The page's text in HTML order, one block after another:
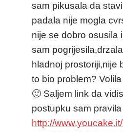
sam pikusala da
padala nije mogla
nije se dobro osusila
sam
hladnoj prostoriji,nije
to bio problem?
🙂 Saljem link da
postupku sam
http://